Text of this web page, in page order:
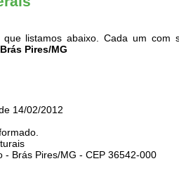
listamos abaixo. Cada um com
Pires/MG
14/02/2012
- Brás Pires/MG - CEP 36542-000